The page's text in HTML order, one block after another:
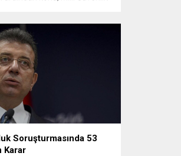
ülke güvenliği ve bölgesel
değerlendirmeleri
Yaklaşık 2 saat 15 dakika
sonuç metninde; terörle
istikrar,...
Soruşturmasında 53
Karar